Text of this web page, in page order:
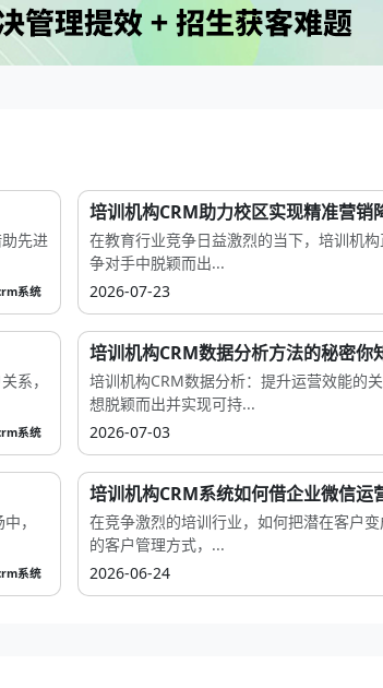
先进
系统
培训机构CRM助力校区实现精准营销
在教育行业竞争日益激烈的当下，培训机
争对手中脱颖而出...
2026-07-23
系，
系统
培训机构CRM数据分析方法的秘密你
培训机构CRM数据分析：提升运营效能的
想脱颖而出并实现可持...
2026-07-03
，
系统
培训机构CRM系统如何借企业微信运
在竞争激烈的培训行业，如何把潜在客户
的客户管理方式，...
2026-06-24